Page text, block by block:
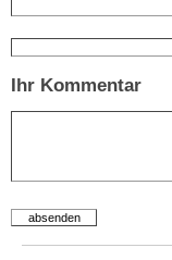
Ihr Kommentar